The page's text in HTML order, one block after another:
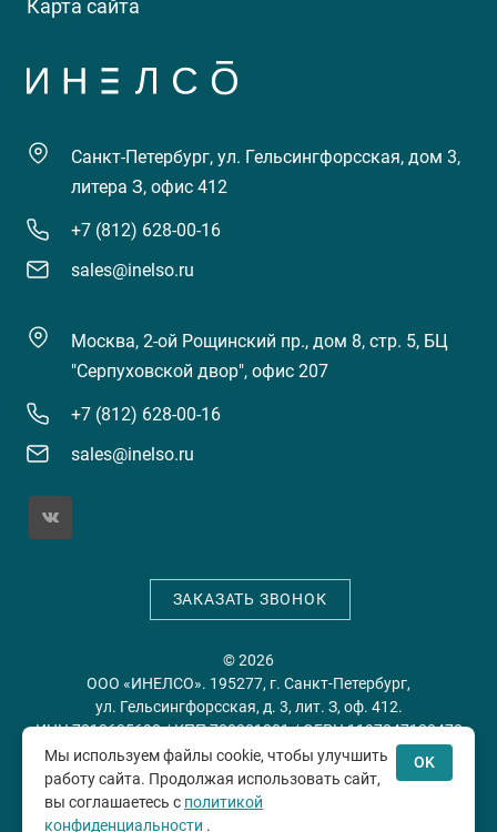
Карта сайта
Санкт-Петербург, ул. Гельсингфорсская, дом 3,
литера З, офис 412
+7 (812) 628-00-16
sales@inelso.ru
Москва, 2-ой Рощинский пр., дом 8, стр. 5, БЦ
"Серпуховской двор", офис 207
+7 (812) 628-00-16
sales@inelso.ru
ЗАКАЗАТЬ ЗВОНОК
© 2026
ООО «ИНЕЛСО». 195277, г. Санкт-Петербург,
ул. Гельсингфорсская, д. 3, лит. З, оф. 412.
ИНН 7813635698 / КПП 780201001 / ОГРН 1197847128478
Политика конфиденциальности
соглашение
Мы используем файлы cookie, чтобы улучшить
работу сайта. Продолжая использовать сайт,
вы соглашаетесь с политикой
конфиденциальности .
OK